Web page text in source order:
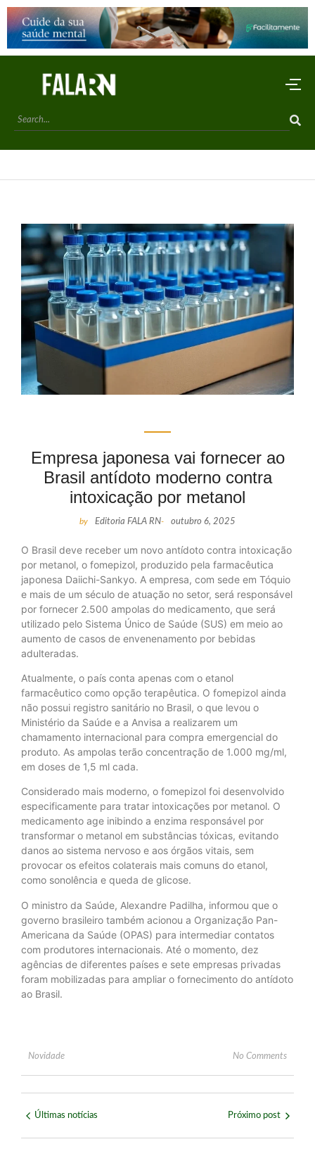
Empresa japonesa vai fornecer ao
Brasil antídoto moderno contra
intoxicação por metanol
by Editoria FALA RN- outubro 6, 2025
O Brasil deve receber um novo antídoto contra intoxicação
por metanol, o fomepizol, produzido pela farmacêutica
japonesa Daiichi-Sankyo. A empresa, com sede em Tóquio
e mais de um século de atuação no setor, será responsável
por fornecer 2.500 ampolas do medicamento, que será
utilizado pelo Sistema Único de Saúde (SUS) em meio ao
aumento de casos de envenenamento por bebidas
adulteradas.
Atualmente, o país conta apenas com o etanol
farmacêutico como opção terapêutica. O fomepizol ainda
não possui registro sanitário no Brasil, o que levou o
Ministério da Saúde e a Anvisa a realizarem um
chamamento internacional para compra emergencial do
produto. As ampolas terão concentração de 1.000 mg/ml,
em doses de 1,5 ml cada.
Considerado mais moderno, o fomepizol foi desenvolvido
especificamente para tratar intoxicações por metanol. O
medicamento age inibindo a enzima responsável por
transformar o metanol em substâncias tóxicas, evitando
danos ao sistema nervoso e aos órgãos vitais, sem
provocar os efeitos colaterais mais comuns do etanol,
como sonolência e queda de glicose.
O ministro da Saúde, Alexandre Padilha, informou que o
governo brasileiro também acionou a Organização Pan-
Americana da Saúde (OPAS) para intermediar contatos
com produtores internacionais. Até o momento, dez
agências de diferentes países e sete empresas privadas
foram mobilizadas para ampliar o fornecimento do antídoto
ao Brasil.
Novidade No Comments
Últimas notícias Próximo post